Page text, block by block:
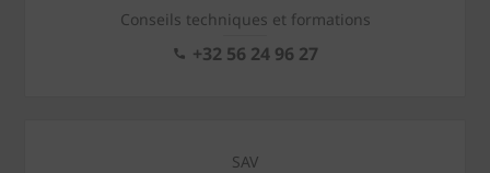
Conseils techniques et formations
+32 56 24 96 27
SAV